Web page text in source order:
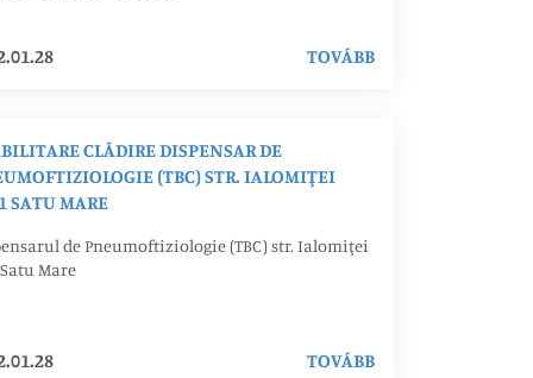
TOVÁBB
CLĂDIRE DISPENSAR DE
(TBC) STR. IALOMIŢEI
SATU MARE
de Pneumoftiziologie (TBC) str. Ialomiţei
Mare
TOVÁBB